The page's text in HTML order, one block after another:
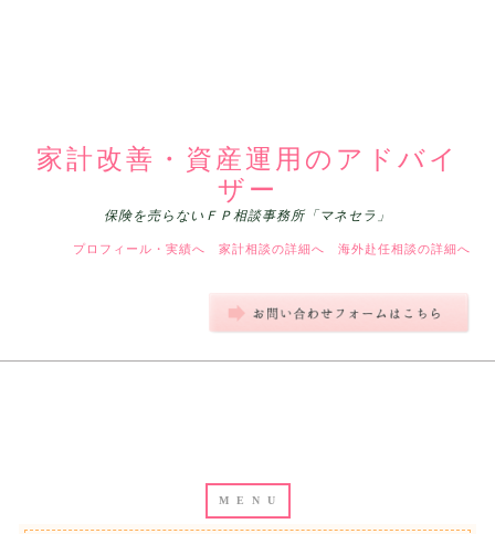
家計改善・資産運用のアドバイ
ザー
保険を売らないＦＰ相談事務所「マネセラ」
プロフィール・実績へ 家計相談の詳細へ 海外赴任相談の詳細へ